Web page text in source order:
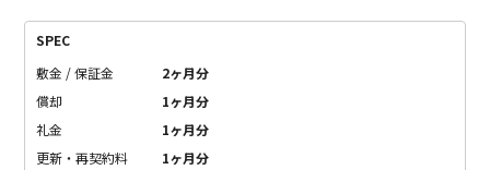
SPEC
敷金 / 保証金
2ヶ月分
償却
1ヶ月分
礼金
1ヶ月分
更新・再契約料
1ヶ月分